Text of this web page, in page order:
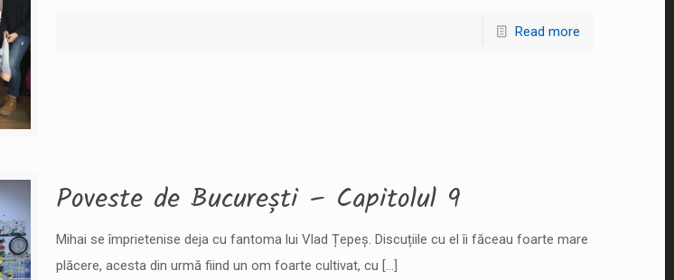
Read more
Poveste de București – Capitolul 9
Mihai se împrietenise deja cu fantoma lui Vlad Țepeș. Discuțiile cu el îi făceau foarte mare
plăcere, acesta din urmă fiind un om foarte cultivat, cu […]